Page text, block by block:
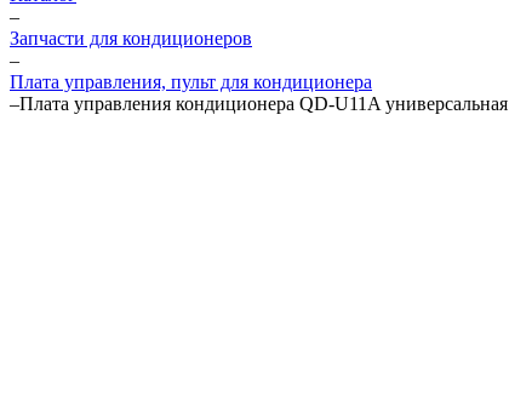
–
Запчасти для кондиционеров
–
Плата управления, пульт для кондиционера
–Плата управления кондиционера QD-U11A универсальная